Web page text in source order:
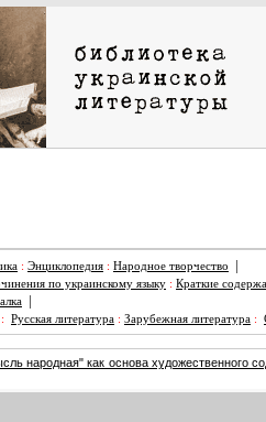
: Энциклопедия : Народное творчество
|
по украинскому языку : Краткие
|
: Русская литература : Зарубежная литература :
народная" как основа художественного